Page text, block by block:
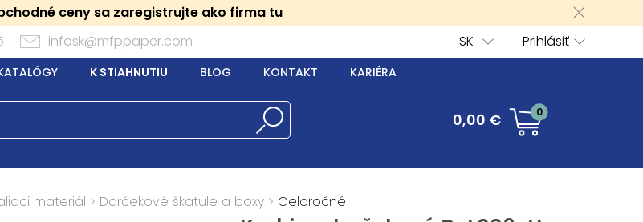
ceny sa zaregistrujte ako firma tu
infosk@mfppaper.com Prihlásiť
SK
K STIAHNUTIU BLOG KONTAKT KARIÉRA
0,00 € 0
materiál > Darčekové škatule a boxy > Celoročné